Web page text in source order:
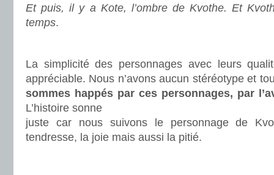
Et puis, il y a Kote, l’ombre de Kvothe. Et
temps.
La simplicité des personnages avec leurs
appréciable. Nous n’avons aucun stéréotype et
sommes happés par ces personnages, par
L’histoire sonne
juste car nous suivons le personnage de
tendresse, la joie mais aussi la pitié.